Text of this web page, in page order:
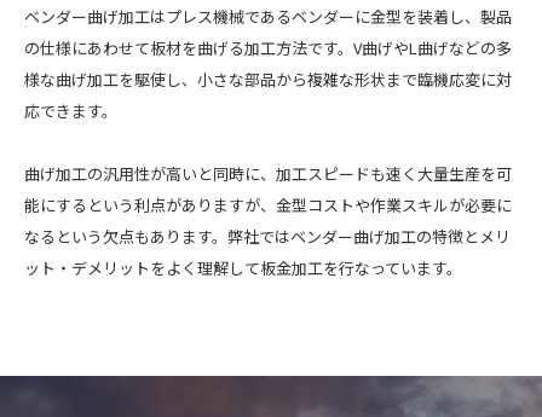
ベンダー曲げ加工はプレス機械であるベンダーに金型を装着し、製品
の仕様にあわせて板材を曲げる加工方法です。V曲げやL曲げなどの多
様な曲げ加工を駆使し、小さな部品から複雑な形状まで臨機応変に対
応できます。
曲げ加工の汎用性が高いと同時に、加工スピードも速く大量生産を可
能にするという利点がありますが、金型コストや作業スキルが必要に
なるという欠点もあります。弊社ではベンダー曲げ加工の特徴とメリ
ット・デメリットをよく理解して板金加工を行なっています。